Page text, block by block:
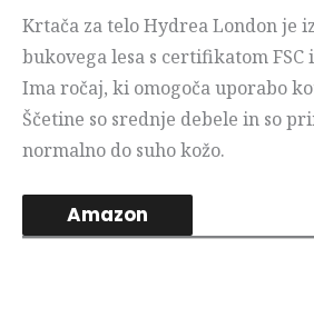
Krtača za telo Hydrea London je
bukovega lesa s certifikatom FSC
Ima ročaj, ki omogoča uporabo
Ščetine so srednje debele in so
normalno do suho kožo.
Amazon